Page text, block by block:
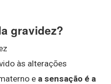
gravidez?
às alterações
e a sensação é a